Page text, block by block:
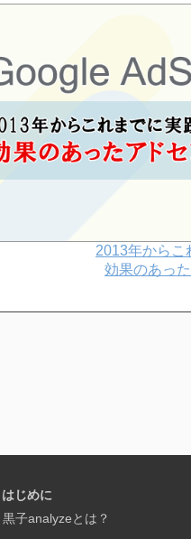
2013年からこ
効果のあっ
はじめに
黒子analyzeとは？